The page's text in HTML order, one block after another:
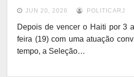
JUN 20, 2026 POLITICARJ
Depois de vencer o Haiti por 3
feira (19) com uma atuação
tempo, a Seleção…